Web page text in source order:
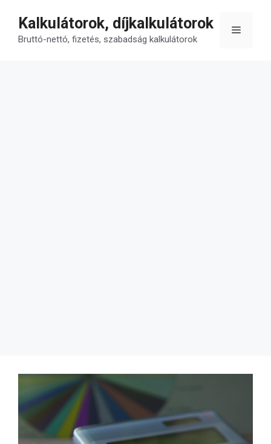
tartalomba
Kalkulátorok, díjkalkulátorok
Bruttó-nettó, fizetés, szabadság kalkulátorok
Menü